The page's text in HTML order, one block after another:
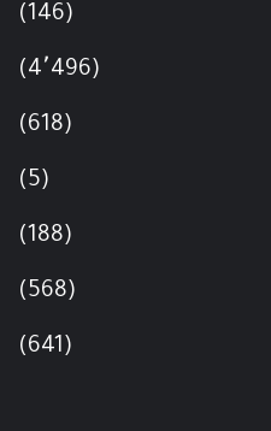
(146)
(4٬496)
(618)
(5)
(188)
(568)
(641)